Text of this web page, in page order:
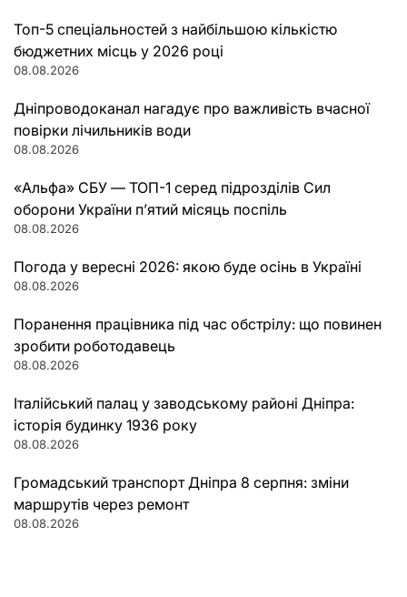
Топ-5 спеціальностей з найбільшою кількістю
бюджетних місць у 2026 році
08.08.2026
Дніпроводоканал нагадує про важливість вчасної
повірки лічильників води
08.08.2026
«Альфа» СБУ — ТОП-1 серед підрозділів Сил
оборони України п’ятий місяць поспіль
08.08.2026
Погода у вересні 2026: якою буде осінь в Україні
08.08.2026
Поранення працівника під час обстрілу: що повинен
зробити роботодавець
08.08.2026
Італійський палац у заводському районі Дніпра:
історія будинку 1936 року
08.08.2026
Громадський транспорт Дніпра 8 серпня: зміни
маршрутів через ремонт
08.08.2026